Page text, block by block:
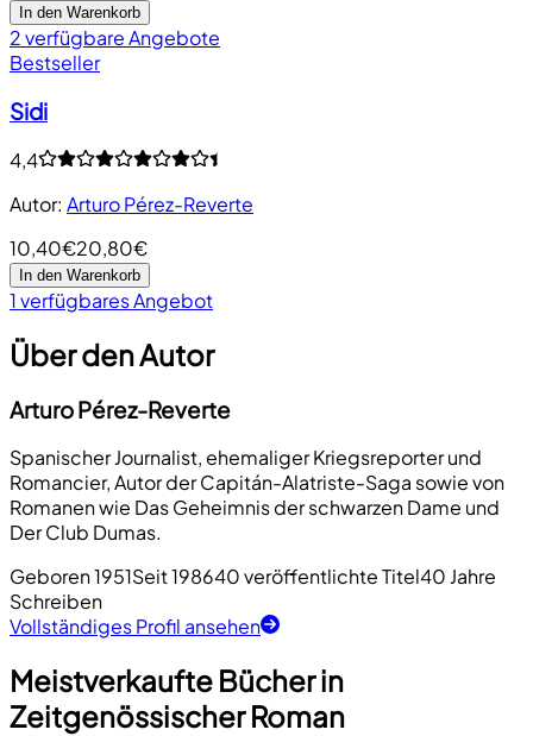
In den Warenkorb
2 verfügbare Angebote
Bestseller
Sidi
4,4
Autor: Arturo Pérez-Reverte
10,40€20,80€
In den Warenkorb
1 verfügbares Angebot
Über den Autor
Arturo Pérez-Reverte
Spanischer Journalist, ehemaliger Kriegsreporter und
Romancier, Autor der Capitán-Alatriste-Saga sowie von
Romanen wie Das Geheimnis der schwarzen Dame und
Der Club Dumas.
Geboren 1951Seit 198640 veröffentlichte Titel40 Jahre
Schreiben
Vollständiges Profil ansehen
Meistverkaufte Bücher in
Zeitgenössischer Roman